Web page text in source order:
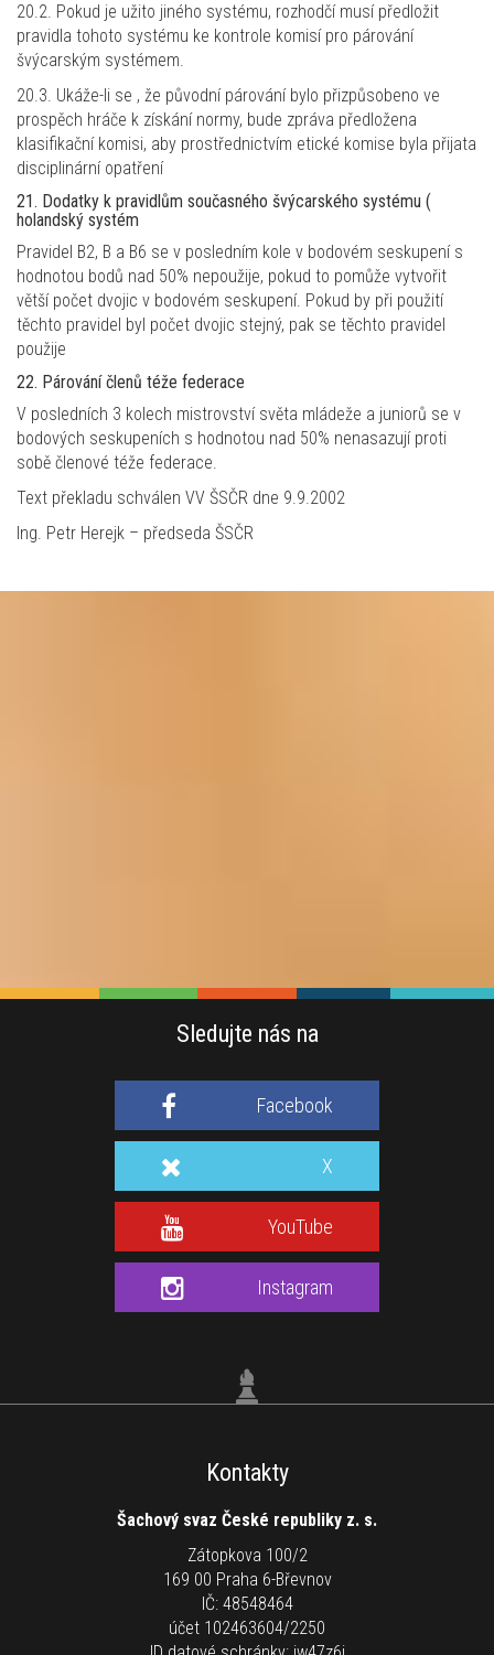
20.2. Pokud je užito jiného systému, rozhodčí musí předložit
pravidla tohoto systému ke kontrole komisí pro párování
švýcarským systémem.
20.3. Ukáže-li se , že původní párování bylo přizpůsobeno ve
prospěch hráče k získání normy, bude zpráva předložena
klasifikační komisi, aby prostřednictvím etické komise byla přijata
disciplinární opatření
21. Dodatky k pravidlům současného švýcarského systému (
holandský systém
Pravidel B2, B a B6 se v posledním kole v bodovém seskupení s
hodnotou bodů nad 50% nepoužije, pokud to pomůže vytvořit
větší počet dvojic v bodovém seskupení. Pokud by při použití
těchto pravidel byl počet dvojic stejný, pak se těchto pravidel
použije
22. Párování členů téže federace
V posledních 3 kolech mistrovství světa mládeže a juniorů se v
bodových seskupeních s hodnotou nad 50% nenasazují proti
sobě členové téže federace.
Text překladu schválen VV ŠSČR dne 9.9.2002
Ing. Petr Herejk – předseda ŠSČR
Sledujte nás na
Facebook
X
YouTube
Instagram
Kontakty
Šachový svaz České republiky z. s.
Zátopkova 100/2
169 00 Praha 6-Břevnov
IČ: 48548464
účet 102463604/2250